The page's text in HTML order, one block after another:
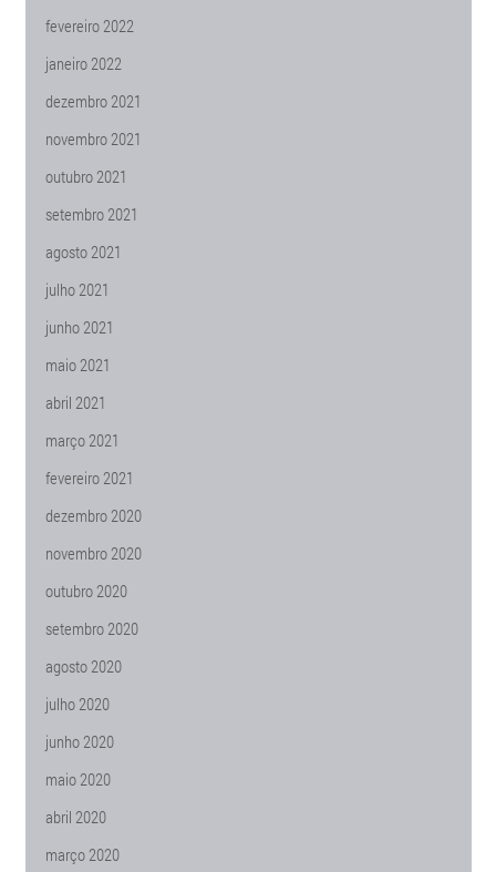
fevereiro 2022
janeiro 2022
dezembro 2021
novembro 2021
outubro 2021
setembro 2021
agosto 2021
julho 2021
junho 2021
maio 2021
abril 2021
março 2021
fevereiro 2021
dezembro 2020
novembro 2020
outubro 2020
setembro 2020
agosto 2020
julho 2020
junho 2020
maio 2020
abril 2020
março 2020